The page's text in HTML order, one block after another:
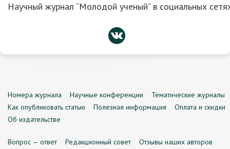
Научный журнал “Молодой ученый” в социальных
Номера журнала Научные конференции
Тематические журналы
Как опубликовать статью
Полезная информация
Оплата и скидки
Об издательстве
Вопрос — ответ Редакционный совет
Отзывы наших авторов